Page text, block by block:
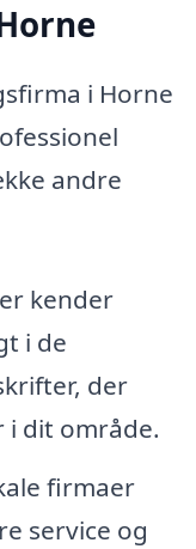
i Horne
andre
kender
i de
der
dit område.
firmaer
service og